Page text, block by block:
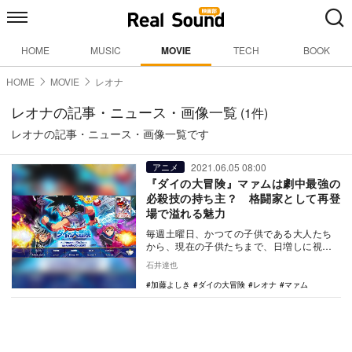
HOME MUSIC MOVIE TECH BOOK
HOME MOVIE レオナ
レオナの記事・ニュース・画像一覧 (1件)
レオナの記事・ニュース・画像一覧です
アニメ 2021.06.05 08:00
『ダイの大冒険』マァムは劇中最強の
必殺技の持ち主？ 格闘家として再登
場で溢れる魅力
毎週土曜日、かつての子供である大人たち
から、現在の子供たちまで、日増しに視聴
者を夢中にさせているアニメ『ダイの大冒
険』（テレビ東…
石井達也
加藤よしき
ダイの大冒険 レオナ マァム